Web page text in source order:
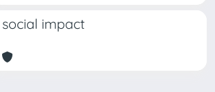
social impact